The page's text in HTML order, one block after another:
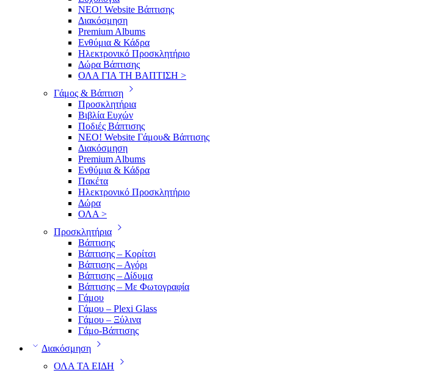
ΝΕΟ! Website Βάπτισης
Διακόσμηση
Premium Albums
Ενθύμια & Κάδρα
Ηλεκτρονικό Προσκλητήριο
Δώρα Βάπτισης
ΟΛΑ ΓΙΑ ΤΗ ΒΑΠΤΙΣΗ >
Γάμος & Βάπτιση
Προσκλητήρια
Βιβλία Ευχών
Ποδιές Βάπτισης
ΝΕΟ! Website Γάμου& Βάπτισης
Διακόσμηση
Premium Albums
Ενθύμια & Κάδρα
Πακέτα
Ηλεκτρονικό Προσκλητήριο
Δώρα
ΟΛΑ >
Προσκλητήρια
Βάπτισης
Βάπτισης – Κορίτσι
Βάπτισης – Αγόρι
Βάπτισης – Δίδυμα
Βάπτισης – Με Φωτογραφία
Γάμου
Γάμου – Plexi Glass
Γάμου – Ξύλινα
Γάμο-Βάπτισης
Διακόσμηση
ΟΛΑ ΤΑ ΕΙΔΗ